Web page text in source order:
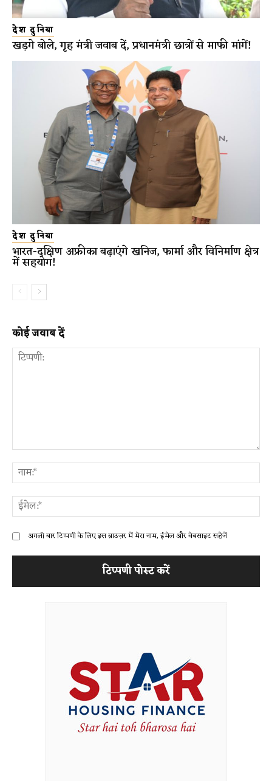
देश दुनिया
खड़गे बोले, गृह मंत्री जवाब दें, प्रधानमंत्री छात्रों से माफी मांगें!
देश दुनिया
भारत-दक्षिण अफ्रीका बढ़ाएंगे खनिज, फार्मा और विनिर्माण क्षेत्र
में सहयोग!
कोई जवाब दें
अगली बार टिप्पणी के लिए इस ब्राउज़र में मेरा नाम, ईमेल और वेबसाइट सहेजें